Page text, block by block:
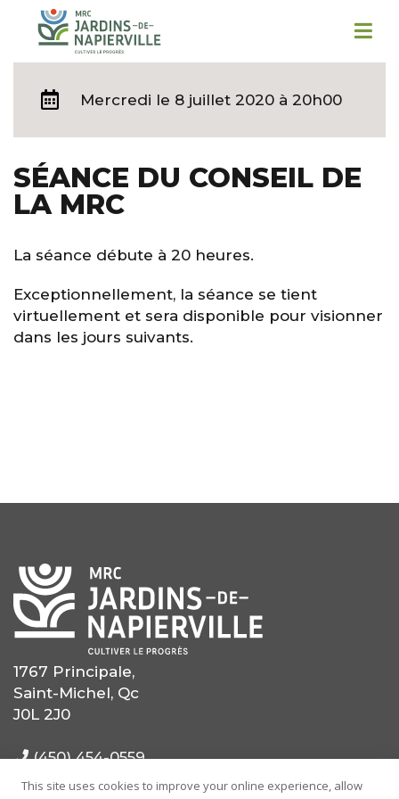
Mercredi le 8 juillet 2020 à 20h00
SÉANCE DU CONSEIL DE
LA MRC
La séance débute à 20 heures.
Exceptionnellement, la séance se tient
virtuellement et sera disponible pour visionner
dans les jours suivants.
1767 Principale,
Saint-Michel, Qc
J0L 2J0
(450) 454-0559
This site uses cookies to improve your online experience, allow